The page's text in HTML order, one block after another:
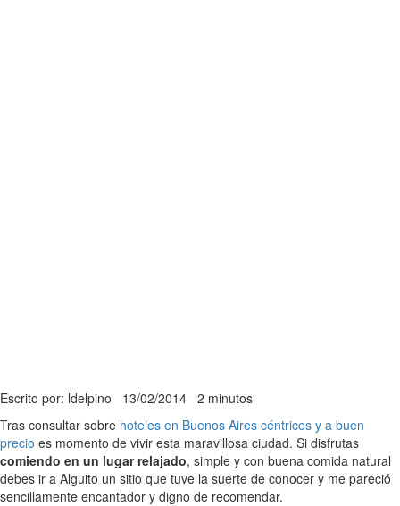
Escrito por: ldelpino 13/02/2014 2 minutos
Tras consultar sobre hoteles en Buenos Aires céntricos y a buen
precio es momento de vivir esta maravillosa ciudad. Si disfrutas
comiendo en un lugar relajado, simple y con buena comida natural
debes ir a Alguito un sitio que tuve la suerte de conocer y me pareció
sencillamente encantador y digno de recomendar.